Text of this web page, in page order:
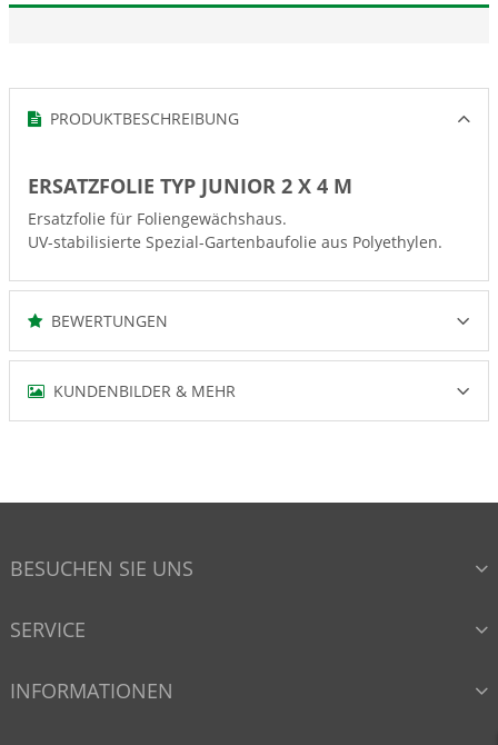
PRODUKTBESCHREIBUNG
ERSATZFOLIE TYP JUNIOR 2 X 4 M
Ersatzfolie für Foliengewächshaus.
UV-stabilisierte Spezial-Gartenbaufolie aus Polyethylen.
BEWERTUNGEN
KUNDENBILDER & MEHR
BESUCHEN SIE UNS
SERVICE
INFORMATIONEN